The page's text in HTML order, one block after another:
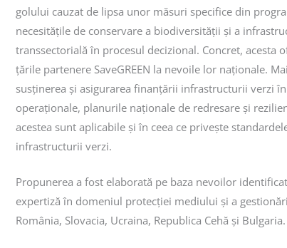
golului cauzat de lipsa unor măsuri specifice din
necesitățile de conservare a biodiversității și a
transsectorială în procesul decizional. Concret,
țările partenere SaveGREEN la nevoile lor naționale.
susținerea și asigurarea finanțării infrastructurii verzi
operaționale, planurile naționale de redresare și
acestea sunt aplicabile și în ceea ce privește
infrastructurii verzi.
Propunerea a fost elaborată pe baza nevoilor
expertiză în domeniul protecției mediului și a
România, Slovacia, Ucraina, Republica Cehă și Bulgaria.